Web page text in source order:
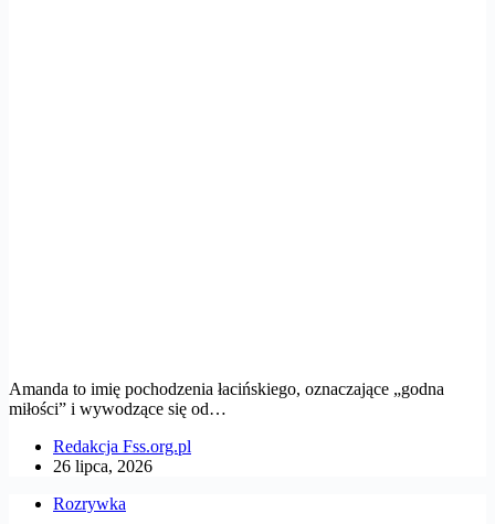
Amanda to imię pochodzenia łacińskiego, oznaczające „godna
miłości” i wywodzące się od…
Redakcja Fss.org.pl
26 lipca, 2026
Rozrywka